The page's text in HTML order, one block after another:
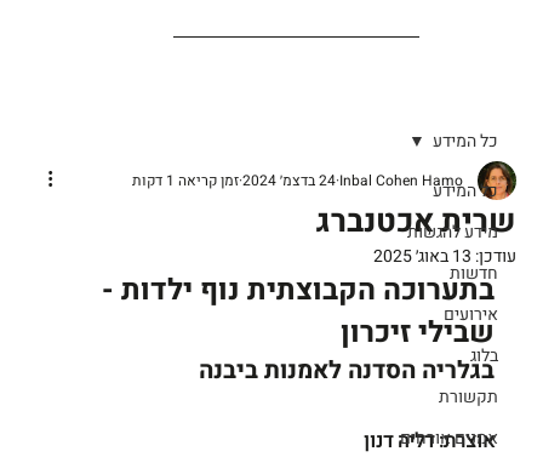
כל המידע
מידע להגשות
חדשות
אירועים
בלוג
תקשורת
אמנים אורחים
כל המידע
שרית אכטנברג
Inbal Cohen Hamo24 בדצמ׳ 2024 זמן קריאה 1 דקות
עודכן: 13 באוג׳ 2025
בתערוכה הקבוצתית נוף ילדות -
שבילי זיכרון
בגלריה הסדנה לאמנות ביבנה
אוצרת: דליה דנון